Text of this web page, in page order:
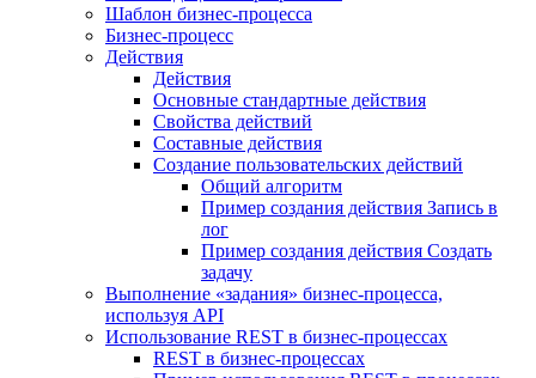
Шаблон бизнес-процесса
Бизнес-процесс
Действия
Действия
Основные стандартные действия
Свойства действий
Составные действия
Создание пользовательских действий
Общий алгоритм
Пример создания действия Запись в
лог
Пример создания действия Создать
задачу
Выполнение «задания» бизнес-процесса,
используя API
Использование REST в бизнес-процессах
REST в бизнес-процессах